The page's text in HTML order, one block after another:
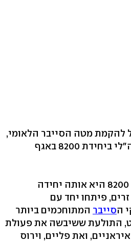
‭,2010‬ במקביל להקמת מטה הסייבר הלאומי,
הוקם מטה הסייבר הצה"לי ביחידת 8200 באגף
רק כדי לסבר את האוזן, 8200 היא אותה יחידה
פיתחו יחד עם
הסייבר המתוחכמים ביותר
התולעת ששיבשה את פעולת
ואת פליים, וירוס